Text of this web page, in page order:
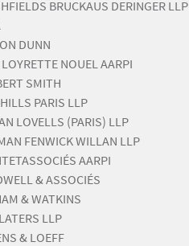
BRUCKAUS DERINGER LLP
DUNN
NOUEL AARPI
SMITH
PARIS LLP
LOVELLS (PARIS) LLP
FENWICK WILLAN LLP
AARPI
& ASSOCIÉS
& WATKINS
LLP
& LOEFF